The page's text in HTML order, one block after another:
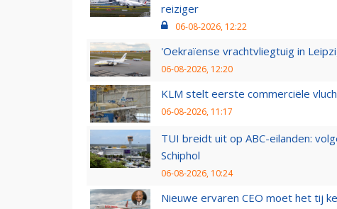
reiziger
06-08-2026, 12:22
'Oekraïense vrachtvliegtuig in
06-08-2026, 12:20
KLM stelt eerste commerciële
06-08-2026, 11:17
TUI breidt uit op ABC-eilanden:
Schiphol
06-08-2026, 10:24
Nieuwe ervaren CEO moet het tij